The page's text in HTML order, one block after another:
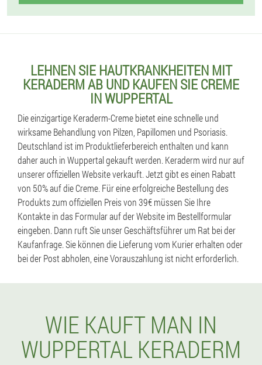
LEHNEN SIE HAUTKRANKHEITEN MIT
KERADERM AB UND KAUFEN SIE CREME
IN WUPPERTAL
Die einzigartige Keraderm-Creme bietet eine schnelle und
wirksame Behandlung von Pilzen, Papillomen und Psoriasis.
Deutschland ist im Produktlieferbereich enthalten und kann
daher auch in Wuppertal gekauft werden. Keraderm wird nur auf
unserer offiziellen Website verkauft. Jetzt gibt es einen Rabatt
von 50% auf die Creme. Für eine erfolgreiche Bestellung des
Produkts zum offiziellen Preis von 39€ müssen Sie Ihre
Kontakte in das Formular auf der Website im Bestellformular
eingeben. Dann ruft Sie unser Geschäftsführer um Rat bei der
Kaufanfrage. Sie können die Lieferung vom Kurier erhalten oder
bei der Post abholen, eine Vorauszahlung ist nicht erforderlich.
WIE KAUFT MAN IN
WUPPERTAL KERADERM